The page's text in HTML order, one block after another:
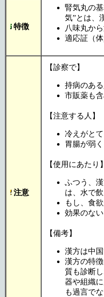
特徴
腎気丸の
気”とは、
八味丸か
適応証（
注意
【診察で】
持病のあ
市販薬も
【注意する人】
冷えがと
胃腸が弱
【使用にあたり】
ふつう、
は、水で
もし、食
効果のな
【備考】
漢方は中
漢方の特
質も診断
器や組織
も過言で